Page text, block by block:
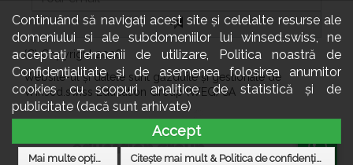
Continuând să navigați acest site și celelalte resurse ale
domeniului si ale subdomeniilor lui winsed.swiss, ne
acceptați Termenii de utilizare, Politica noastră de
Confidențialitate și de asemenea folosirea anumitor
cookies cu scopuri analitice, de statistică și de
publicitate (dacă sunt arhivate)
Accept
Mai multe opțiuni Citește mai mult & Politica de confidențialitate
(C) Copyright 2026
Website-ul și datele sunt găzduite și gestionate de
Winsed.swiss Education Group (WEG) SA